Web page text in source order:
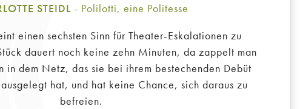
STEIDL - Polilotti, eine Politesse
einen sechsten Sinn für Theater-Eskalationen zu
dauert noch keine zehn Minuten, da zappelt man
in dem Netz, das sie bei ihrem bestechenden Debüt
hat, und hat keine Chance, sich daraus zu
befreien.